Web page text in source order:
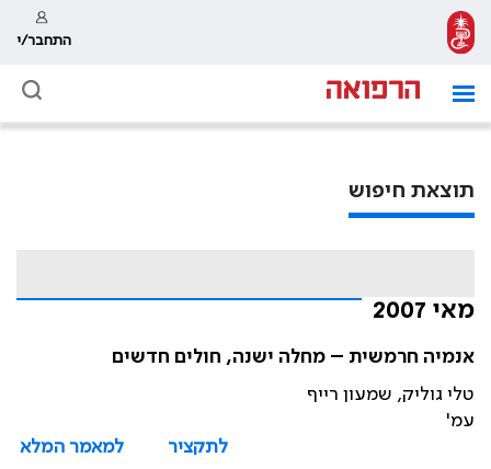
התחבר/י
תוצאת חיפוש
מאי 2007
אנמיה חרמשית – מחלה ישנה, חולים חדשים
טלי גוליק, שמעון רייף
עמ'
לתקציר
למאמר המלא